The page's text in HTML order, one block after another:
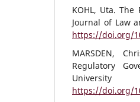
KOHL, Uta.
Journal of Law
https://doi.org/
MARSDEN,
Regulatory
https://doi.org/